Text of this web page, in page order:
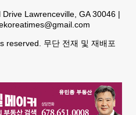
Lawrenceville, GA 30046 |
reserved. 무단 전재 및 재배포